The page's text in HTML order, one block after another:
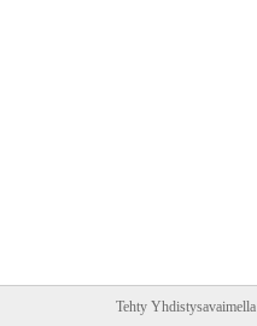
Tehty Yhdistysavaimella